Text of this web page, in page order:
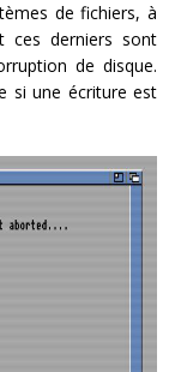
de fichiers, à
ces derniers sont
de disque.
si une écriture est